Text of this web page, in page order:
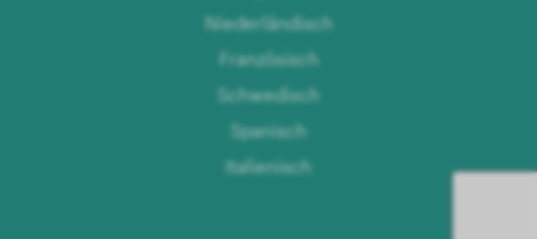
Niederländisch
Französisch
Schwedisch
Spanisch
Italienisch